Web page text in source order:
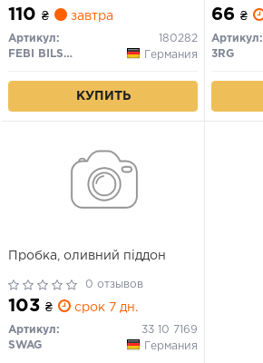
110 ₴ завтра
Артикул:
180282
FEBI BILSTEIN
Германия
КУПИТЬ
66 ₴
Артикул:
3RG
Пробка, оливний піддон
0 отзывов
103 ₴ срок 7 дн.
Артикул:
33 10 7169
SWAG
Германия